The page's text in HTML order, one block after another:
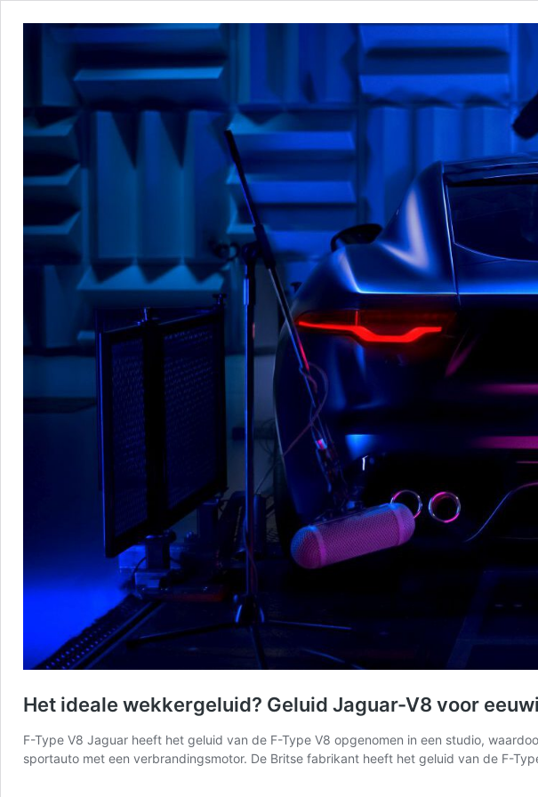
Het ideale wekkergeluid? Geluid Jaguar-V8 voor
F-Type V8 Jaguar heeft het geluid van de F-Type V8 opgenomen in een studio,
sportauto met een verbrandingsmotor. De Britse fabrikant heeft het geluid van de F-